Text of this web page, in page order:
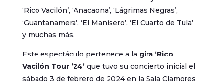
‘Rico Vacilón’, ‘Anacaona’, ‘Lágrimas Negras’,
‘Guantanamera’, ‘El Manisero’, ‘El Cuarto de Tula’
y muchas más.
Este espectáculo pertenece a la gira ‘Rico
Vacilón Tour ’24’que tuvo su concierto inicial el
sábado 3 de febrero de 2024 en la Sala Clamores